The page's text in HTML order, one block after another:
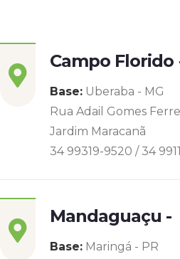
Campo Florido
Base: Uberaba - MG
Rua Adail Gomes
Jardim Maracanã
34 99319-9520 / 34
Mandaguaçu -
Base: Maringá - PR